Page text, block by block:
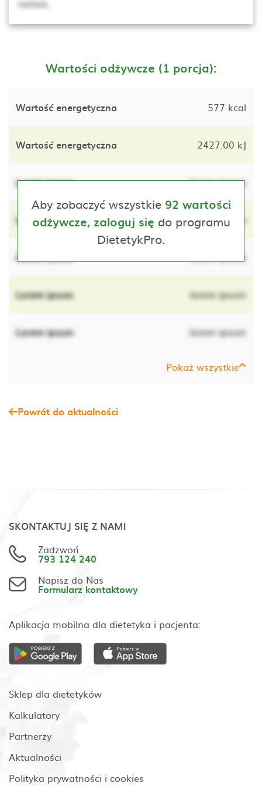
cursus.
Wartości odżywcze (1 porcja):
Wartość energetyczna 577 kcal
Wartość energetyczna 2427.00 kJ
Lorem ipsum lorem ipsum
Lorem ipsum lorem ipsum
Lorem ipsum lorem ipsum
Lorem ipsum lorem ipsum
Lorem ipsum lorem ipsum
Pokaż wszystkie
Aby zobaczyć wszystkie 92 wartości
odżywcze, zaloguj się do programu
DietetykPro.
Powrót do aktualności
SKONTAKTUJ SIĘ Z NAMI
Zadzwoń
793 124 240
Napisz do Nas
Formularz kontaktowy
Aplikacja mobilna dla dietetyka i pacjenta:
Sklep dla dietetyków
Kalkulatory
Partnerzy
Aktualności
Polityka prywatności i cookies